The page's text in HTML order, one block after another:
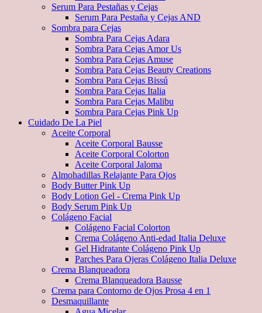
Serum Para Pestañas y Cejas
Serum Para Pestaña y Cejas AND
Sombra para Cejas
Sombra Para Cejas Adara
Sombra Para Cejas Amor Us
Sombra Para Cejas Amuse
Sombra Para Cejas Beauty Creations
Sombra Para Cejas Bissú
Sombra Para Cejas Italia
Sombra Para Cejas Malibu
Sombra Para Cejas Pink Up
Cuidado De La Piel
Aceite Corporal
Aceite Corporal Bausse
Aceite Corporal Colorton
Aceite Corporal Jaloma
Almohadillas Relajante Para Ojos
Body Butter Pink Up
Body Lotion Gel - Crema Pink Up
Body Serum Pink Up
Colágeno Facial
Colágeno Facial Colorton
Crema Colágeno Anti-edad Italia Deluxe
Gel Hidratante Colágeno Pink Up
Parches Para Ojeras Colágeno Italia Deluxe
Crema Blanqueadora
Crema Blanqueadora Bausse
Crema para Contorno de Ojos Prosa 4 en 1
Desmaquillante